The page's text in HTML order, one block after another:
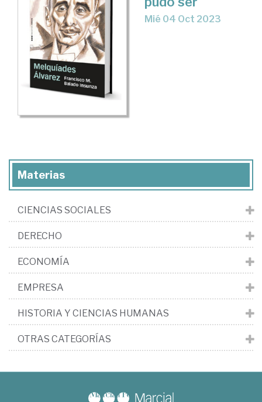
Mié 04 Oct 2023
Materias
CIENCIAS SOCIALES
DERECHO
ECONOMÍA
EMPRESA
HISTORIA Y CIENCIAS HUMANAS
OTRAS CATEGORÍAS